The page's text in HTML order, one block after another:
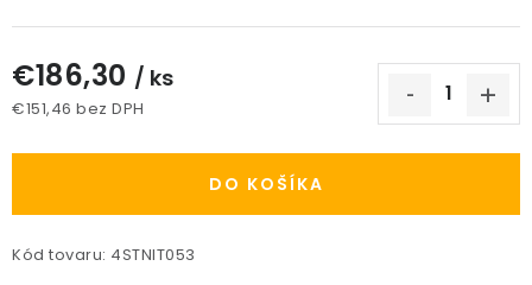
Podmienky ochrany osobných údajov
Spôsoby platby
Kontakt / Právne údaje
€186,30 / ks
€151,46 bez DPH
DO KOŠÍKA
Kód tovaru: 4STNIT053